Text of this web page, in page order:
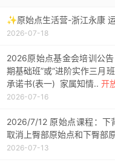
✨原始点生活营-浙江永康
2026-07-18
2026原始点基金会培训公
期基础班”或“进阶实作三月
承诺书(表一) 家属知情.. 开
2026-07-16
2026/7/12 原始点课程：下
取消上臀部原始点和下臀部
2026-07-13